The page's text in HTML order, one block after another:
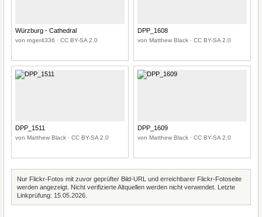
Würzburg - Cathedral
von roger4336 · CC BY-SA 2.0
DPP_1608
von Matthew Black · CC BY-SA 2.0
DPP_1511
von Matthew Black · CC BY-SA 2.0
DPP_1609
von Matthew Black · CC BY-SA 2.0
Nur Flickr-Fotos mit zuvor geprüfter Bild-URL und erreichbarer Flickr-Fotoseite
werden angezeigt. Nicht verifizierte Altquellen werden nicht verwendet. Letzte
Linkprüfung: 15.05.2026.